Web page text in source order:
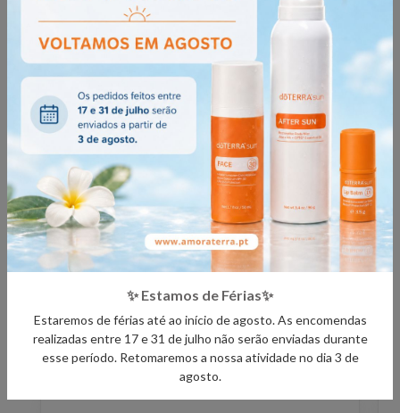
- Não exceder a dose diária recomendada.
- Os suplementos alimentares não substituem uma alimentação variada
e equilibrada e um estilo de vida saudável.
- As mulheres grávidas ou a amamentar e as pessoas com situações
clínicas conhecidas devem consultar um médico antes de utilizarem o
produto.
DETALHES
PARTILHAR
Também pode estar interessado em
✨ Estamos de Férias✨
Estaremos de férias até ao início de agosto. As encomendas
realizadas entre 17 e 31 de julho não serão enviadas durante
esse período. Retomaremos a nossa atividade no dia 3 de
agosto.